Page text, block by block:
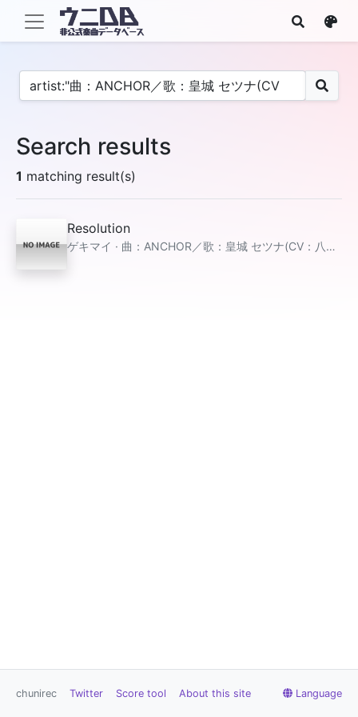
Search results
1 matching result(s)
Resolution
ゲキマイ · 曲：ANCHOR／歌：皇城 セツナ(CV：八巻 アンナ)
chunirec Twitter Score tool About this site Language